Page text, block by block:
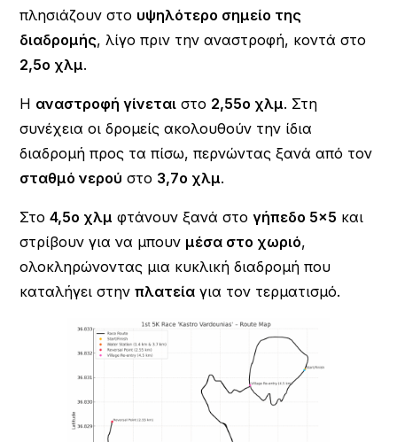
πλησιάζουν στο υψηλότερο σημείο της
διαδρομής, λίγο πριν την αναστροφή, κοντά στο
2,5ο χλμ.
Η αναστροφή γίνεται στο 2,55ο χλμ. Στη
συνέχεια οι δρομείς ακολουθούν την ίδια
διαδρομή προς τα πίσω, περνώντας ξανά από τον
σταθμό νερού στο 3,7ο χλμ.
Στο4,5ο χλμ φτάνουν ξανά στογήπεδο 5×5 και
στρίβουν για να μπουν μέσα στο χωριό,
ολοκληρώνοντας μια κυκλική διαδρομή που
καταλήγει στηνπλατεία για τον τερματισμό.